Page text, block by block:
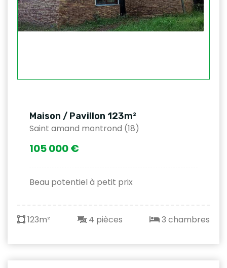
Maison / Pavillon 123m²
Saint amand montrond (18)
105 000 €
Beau potentiel à petit prix
123m² 4 pièces 3 chambres